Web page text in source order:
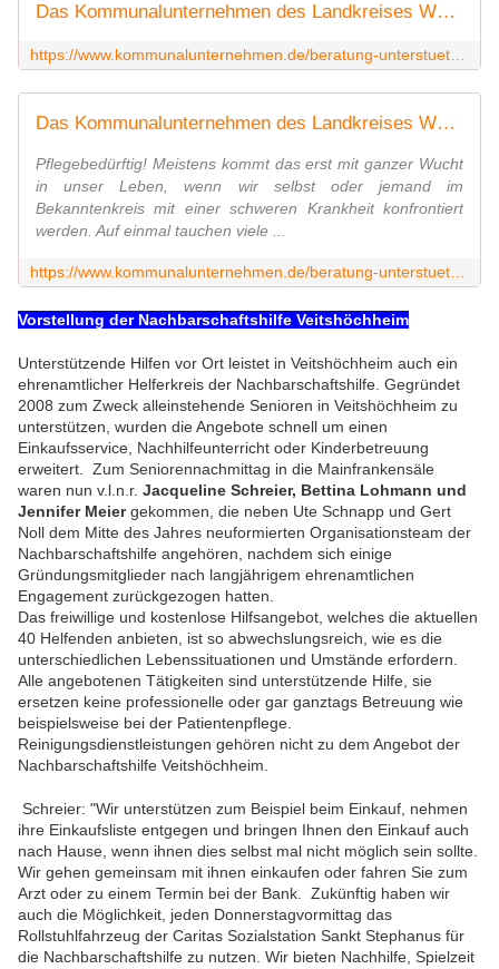
Das Kommunalunternehmen des Landkreises Würzburg | Genussbuch für Seniorinnen und Senioren
Das Kommunalunternehmen des Landkreises Würzburg | Pflege-Info-Café
Pflegebedürftig! Meistens kommt das erst mit ganzer Wucht
in unser Leben, wenn wir selbst oder jemand im
Bekanntenkreis mit einer schweren Krankheit konfrontiert
werden. Auf einmal tauchen viele ...
Vorstellung der Nachbarschaftshilfe Veitshöchheim
Unterstützende Hilfen vor Ort leistet in Veitshöchheim auch ein
ehrenamtlicher Helferkreis der Nachbarschaftshilfe. Gegründet
2008 zum Zweck alleinstehende Senioren in Veitshöchheim zu
unterstützen, wurden die Angebote schnell um einen
Einkaufsservice, Nachhilfeunterricht oder Kinderbetreuung
erweitert. Zum Seniorennachmittag in die Mainfrankensäle
waren nun v.l.n.r. Jacqueline Schreier, Bettina Lohmann und
Jennifer Meiergekommen, die neben Ute Schnapp und Gert
Noll dem Mitte des Jahres neuformierten Organisationsteam der
Nachbarschaftshilfe angehören, nachdem sich einige
Gründungsmitglieder nach langjährigem ehrenamtlichen
Engagement zurückgezogen hatten.
Das freiwillige und kostenlose Hilfsangebot, welches die aktuellen
40 Helfenden anbieten, ist so abwechslungsreich, wie es die
unterschiedlichen Lebenssituationen und Umstände erfordern.
Alle angebotenen Tätigkeiten sind unterstützende Hilfe, sie
ersetzen keine professionelle oder gar ganztags Betreuung wie
beispielsweise bei der Patientenpflege.
Reinigungsdienstleistungen gehören nicht zu dem Angebot der
Nachbarschaftshilfe Veitshöchheim.
Schreier: "Wir unterstützen zum Beispiel beim Einkauf, nehmen
ihre Einkaufsliste entgegen und bringen Ihnen den Einkauf auch
nach Hause, wenn ihnen dies selbst mal nicht möglich sein sollte.
Wir gehen gemeinsam mit ihnen einkaufen oder fahren Sie zum
Arzt oder zu einem Termin bei der Bank. Zukünftig haben wir
auch die Möglichkeit, jeden Donnerstagvormittag das
Rollstuhlfahrzeug der Caritas Sozialstation Sankt Stephanus für
die Nachbarschaftshilfe zu nutzen. Wir bieten Nachhilfe, Spielzeit